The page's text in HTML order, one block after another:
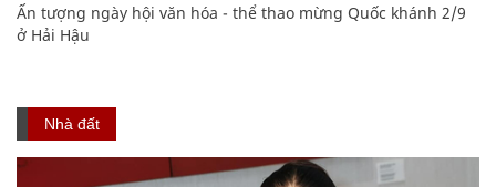
Ấn tượng ngày hội văn hóa - thể thao mừng Quốc khánh 2/9
ở Hải Hậu
Nhà đất